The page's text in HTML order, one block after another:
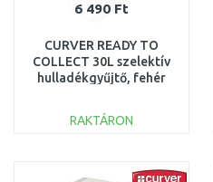
6 490 Ft
CURVER READY TO
COLLECT 30L szelektív
hulladékgyűjtő, fehér
RAKTÁRON
Összehasonlítás